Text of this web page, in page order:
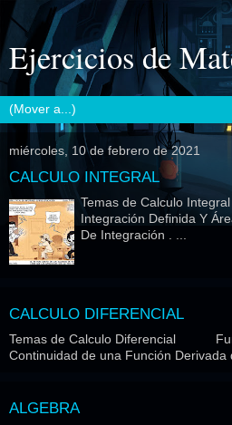
Ejercicios de
miércoles, 10 de febrero de 2021
CALCULO INTEGRAL
Temas de Calculo
Integración Definida Y
De Integración . ...
CALCULO DIFERENCIAL
Temas de Calculo Diferencial
Continuidad de una Función Derivada
ALGEBRA